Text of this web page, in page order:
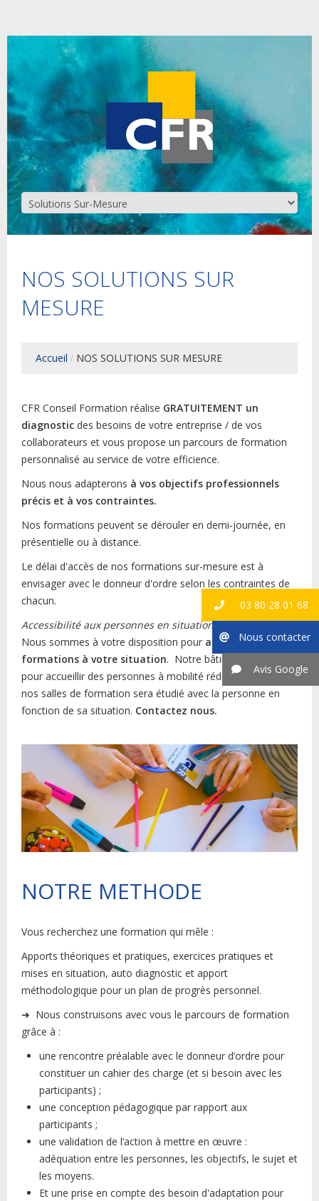
NOS SOLUTIONS SUR
MESURE
Accueil NOS SOLUTIONS SUR MESURE
CFR Conseil Formation réalise GRATUITEMENT un
diagnostic des besoins de votre entreprise / de vos
collaborateurs et vous propose un parcours de formation
personnalisé au service de votre efficience.
Nous nous adapterons à vos objectifs professionnels
précis et à vos contraintes.
Nos formations peuvent se dérouler en demi-journée, en
présentielle ou à distance.
Le délai d'accès de nos formations sur-mesure est à
envisager avec le donneur d'ordre selon les contraintes de
chacun.
Accessibilité aux personnes en situation de handicap:
Nous sommes à votre disposition pour adapter nos
formations à votre situation. Notre bâtiment est adapté
pour accueillir des personnes à mobilité réduite. L'accès à
nos salles de formation sera étudié avec la personne en
fonction de sa situation. Contactez nous.
NOTRE METHODE
Vous recherchez une formation qui mêle :
Apports théoriques et pratiques, exercices pratiques et
mises en situation, auto diagnostic et apport
méthodologique pour un plan de progrès personnel.
➜ Nous construisons avec vous le parcours de formation
grâce à :
une rencontre préalable avec le donneur d’ordre pour
constituer un cahier des charge (et si besoin avec les
participants) ;
une conception pédagogique par rapport aux
participants ;
une validation de l’action à mettre en œuvre :
adéquation entre les personnes, les objectifs, le sujet et
les moyens.
Et une prise en compte des besoin d'adaptation pour
03 80 28 01 68
Nous contacter
Avis Google